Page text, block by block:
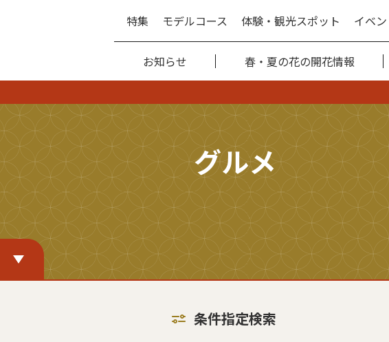
特集 モデルコース 体験・観光スポット イベン
お知らせ 春・夏の花の開花情報
グルメ
条件指定検索